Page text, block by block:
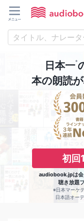
日本一※
本の朗読
初回
audiobook.jpは会
聴き放題
※日本マーケ
日本語オー